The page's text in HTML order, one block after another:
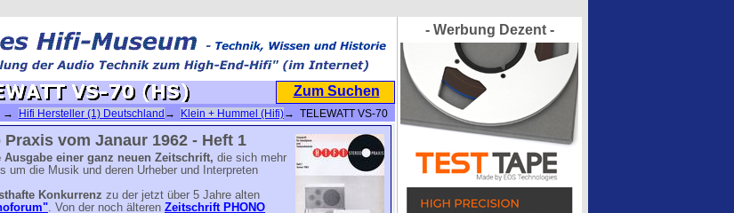
Zum Suchen
→ Hifi Hersteller (1) Deutschland → Klein + Hummel (Hifi)→ TELEWATT VS-70
vom Janaur 1962 - Heft 1
Ausgabe einer ganz neuen Zeitschrift, die sich mehr
um die Musik und deren Urheber und Interpreten
Konkurrenz zu der jetzt über 5 Jahre alten
. Von der noch älteren Zeitschrift PHONO
- Werbung Dezent -